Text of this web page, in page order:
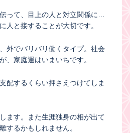
って、目上の人と対立関係に…
人と接することが大切です。
外でバリバリ働くタイプ。社会
、家庭運はいまいちです。
配するくらい押さえつけてしま
ます。また生涯独身の相が出て
するかもしれません。